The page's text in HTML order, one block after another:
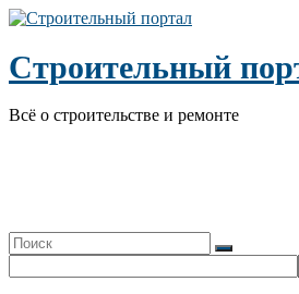
Перейти
содержимому
Строительный
Всё о строительстве и ремонте